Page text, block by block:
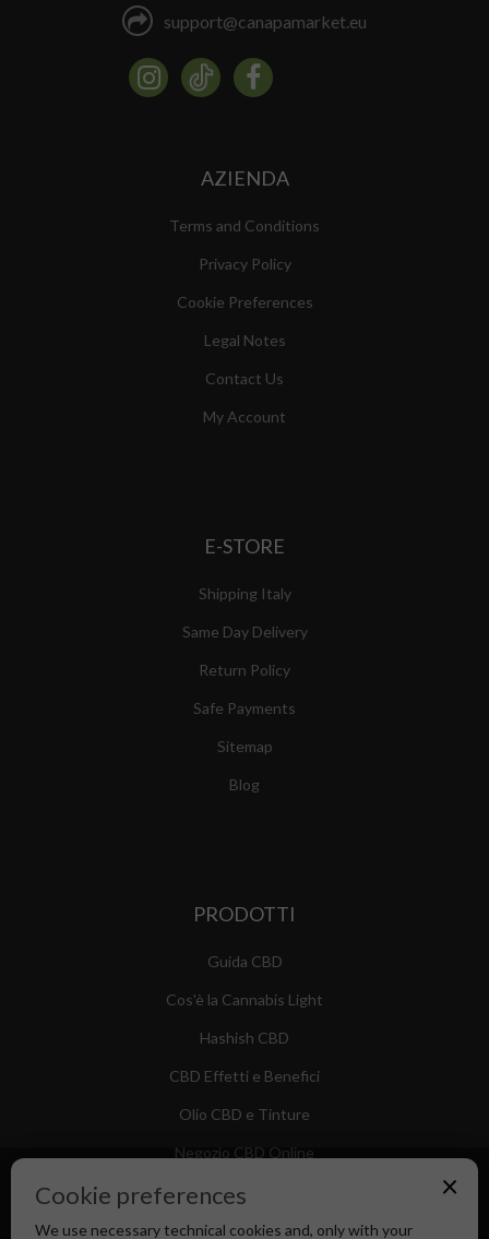
support@canapamarket.eu
AZIENDA
Terms and Conditions
Privacy Policy
Cookie Preferences
Legal Notes
Contact Us
My Account
E-STORE
Shipping Italy
Same Day Delivery
Return Policy
Safe Payments
Sitemap
Blog
PRODOTTI
Guida CBD
Cos'è la Cannabis Light
Hashish CBD
CBD Effetti e Benefici
Olio CBD e Tinture
Negozio CBD Online
×
Cookie preferences
We use necessary technical cookies and, only with your